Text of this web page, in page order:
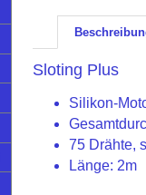
Sloting Plus
Silikon-
75 Drähte,
Länge: 2m